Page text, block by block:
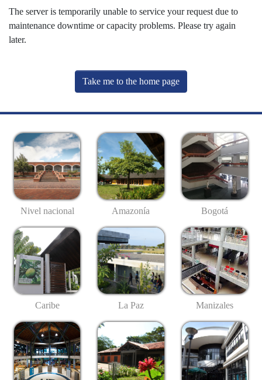
The server is temporarily unable to service your request due to
maintenance downtime or capacity problems. Please try again
later.
Take me to the home page
Nivel nacional Amazonía Bogotá
Caribe La Paz Manizales